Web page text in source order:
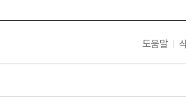
도움말